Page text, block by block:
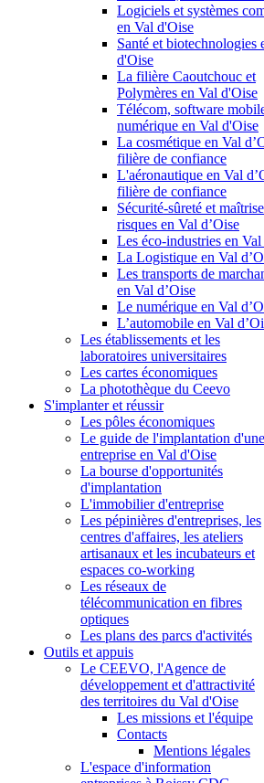
Logiciels et systèmes
en Val d'Oise
Santé et biotechnologies
d'Oise
La filière Caoutchouc et
Polymères en Val d'Oise
Télécom, software
numérique en Val d'Oise
La cosmétique en Val
filière de confiance
L'aéronautique en Val
filière de confiance
Sécurité-sûreté et
risques en Val d’Oise
Les éco-industries en Val
La Logistique en Val
Les transports de
en Val d’Oise
Le numérique en Val
L’automobile en Val
Les établissements et les
laboratoires universitaires
Les cartes économiques
La photothèque du Ceevo
S'implanter et réussir
Les pôles économiques
Le guide de l'implantation d'une
entreprise en Val d'Oise
La bourse d'opportunités
d'implantation
L'immobilier d'entreprise
Les pépinières d'entreprises, les
centres d'affaires, les ateliers
artisanaux et les incubateurs et
espaces co-working
Les réseaux de
télécommunication en fibres
optiques
Les plans des parcs d'activités
Outils et appuis
Le CEEVO, l'Agence de
développement et d'attractivité
des territoires du Val d'Oise
Les missions et l'équipe
Contacts
Mentions légales
L'espace d'information